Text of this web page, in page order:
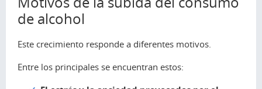
de alcohol
Este crecimiento responde a diferentes motivos.
Entre los principales se encuentran estos: